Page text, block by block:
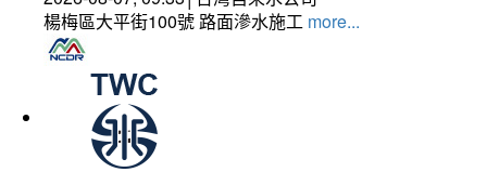
楊梅區大平街100號 路面滲水施工 more...